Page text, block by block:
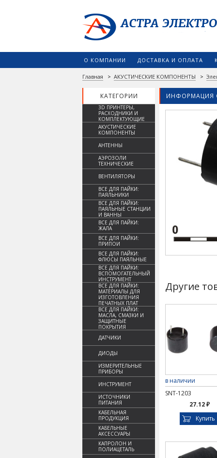
О КОМПАНИИ ДОСТАВКА И ОПЛАТА
Главная > АКУСТИЧЕСКИЕ КОМПОНЕНТЫ >
КАТЕГОРИИ ИНФОРМАЦИЯ
3D ПРИНТЕРЫ,
РАСХОДНИКИ И
КОМПЛЕКТУЮЩИЕ
АКУСТИЧЕСКИЕ
КОМПОНЕНТЫ
АНТЕННЫ
АЭРОЗОЛИ
ТЕХНИЧЕСКИЕ
ВЕНТИЛЯТОРЫ
ВСЕ ДЛЯ ПАЙКИ:
ПАЯЛЬНИКИ
ВСЕ ДЛЯ ПАЙКИ:
ПАЯЛЬНЫЕ СТАНЦИИ
И ВАННЫ
ВСЕ ДЛЯ ПАЙКИ:
ЖАЛА
ВСЕ ДЛЯ ПАЙКИ:
ПРИПОИ
ВСЕ ДЛЯ ПАЙКИ:
ФЛЮСЫ ПАЯЛЬНЫЕ
ВСЕ ДЛЯ ПАЙКИ:
ВСПОМОГАТЕЛЬНЫЙ
ИНСТРУМЕНТ
ВСЕ ДЛЯ ПАЙКИ:
МАТЕРИАЛЫ ДЛЯ
ИЗГОТОВЛЕНИЯ
ПЕЧАТНЫХ ПЛАТ
ВСЕ ДЛЯ ПАЙКИ:
МАСЛА, СМАЗКИ И
ЗАЩИТНЫЕ
ПОКРЫТИЯ
ДАТЧИКИ
ДИОДЫ
ИЗМЕРИТЕЛЬНЫЕ
ПРИБОРЫ
ИНСТРУМЕНТ
ИСТОЧНИКИ
ПИТАНИЯ
КАБЕЛЬНАЯ
ПРОДУКЦИЯ
КАБЕЛЬНЫЕ
АКСЕССУАРЫ
КАПРОЛОН И
ПОЛИАЦЕТАЛЬ
Другие
в наличии
SNT-1203
27.12 ₽
Купить